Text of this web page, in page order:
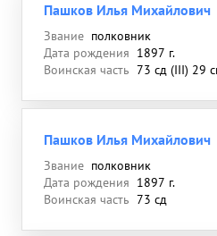
Пашков Илья Михайлович
Звание полковник
Дата рождения 1897 г.
Воинская часть 73 сд (III) 29
Пашков Илья Михайлович
Звание полковник
Дата рождения 1897 г.
Воинская часть 73 сд